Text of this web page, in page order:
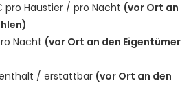
Haustiergebühr: 15.00€ pro Haustier / pro Nacht (vor Ort an
40.00€ pro Nacht (vor Ort an den Eigentümer
pro Aufenthalt / erstattbar (vor Ort an den